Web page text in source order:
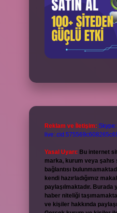
Reklam ve İletişim: Skype:
Yasal Uyarı: Bu internet
marka, kurum veya
bağlantısı
kendi hazırladığımız
paylaşılmaktadır.
haber niteliği
ve kişiler hakkında